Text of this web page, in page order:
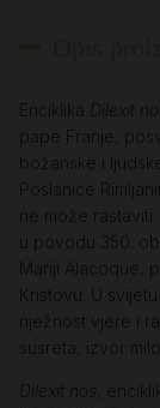
Enciklika Dilexit nos
pape Franje,
božanske i
Poslanice
ne može
u povodu 350.
Mariji Alacoque,
Kristovu. U
nježnost vjere i
susreta, izvor
Dilexit nos
,